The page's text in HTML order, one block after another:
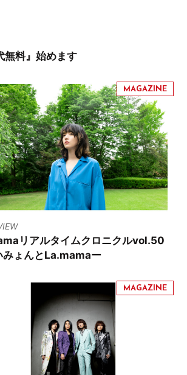
無料』始めます
リアルタイムクロニクルvol.50
みょんとLa.mamaー